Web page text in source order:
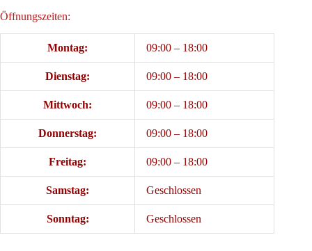
Öffnungszeiten:
Montag: 09:00 – 18:00
Dienstag: 09:00 – 18:00
Mittwoch: 09:00 – 18:00
Donnerstag: 09:00 – 18:00
Freitag: 09:00 – 18:00
Samstag: Geschlossen
Sonntag: Geschlossen